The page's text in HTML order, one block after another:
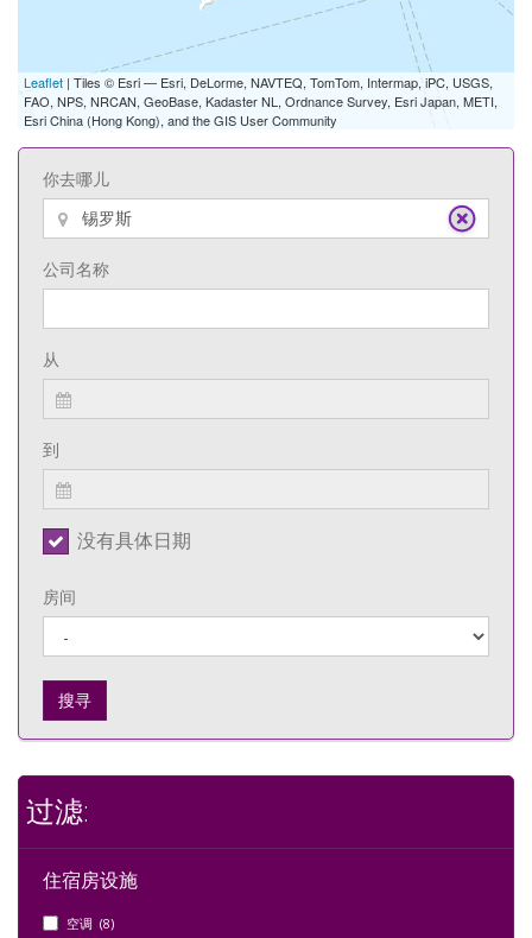
Leaflet | Tiles © Esri — Esri, DeLorme, NAVTEQ, TomTom, Intermap, iPC, USGS,
FAO, NPS, NRCAN, GeoBase, Kadaster NL, Ordnance Survey, Esri Japan, METI,
Esri China (Hong Kong), and the GIS User Community
你去哪儿
公司名称
从
到
没有具体日期
房间
搜寻
过滤:
住宿房设施
空调 (8)